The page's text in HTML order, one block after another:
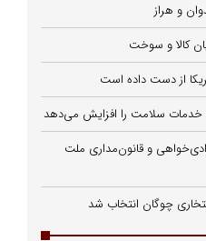
و هراز
کالا و سوخت
از دست داده است
سلامت را افزایش می‌دهد
و قانون‌مداری ملت
چوگان انتخاب شد